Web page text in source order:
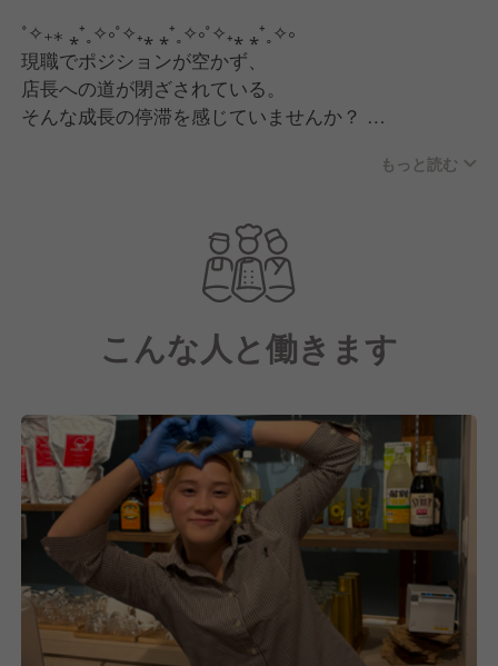
˚✧₊⁎ ⁎⁺˳✧༚˚✧₊⁎ ⁎⁺˳✧༚˚✧₊⁎ ⁎⁺˳✧༚
現職でポジションが空かず、
店長への道が閉ざされている。
そんな成長の停滞を感じていませんか？
˚✧₊⁎ ⁎⁺˳✧༚˚✧₊⁎ ⁎⁺˳✧༚˚✧₊⁎ ⁎⁺˳✧༚
創業98年の当社は、地域密着型の
食品卸売業や地元特産品の製造販売を行い、
地域貢献に努めています。
2023年には三木市初の紅茶専門店
地域の魅力を発信しています。
2026年には新店舗出店が決定し、
事業拡大に伴って新しい仲間を
若干名募集いたします♪
キャリアアップを考える飲食経験者にとって
絶好のチャンスです◎この機会を逃さず、
次のステージへ進んでみませんか？？
もっと読む
こんな人と働きます